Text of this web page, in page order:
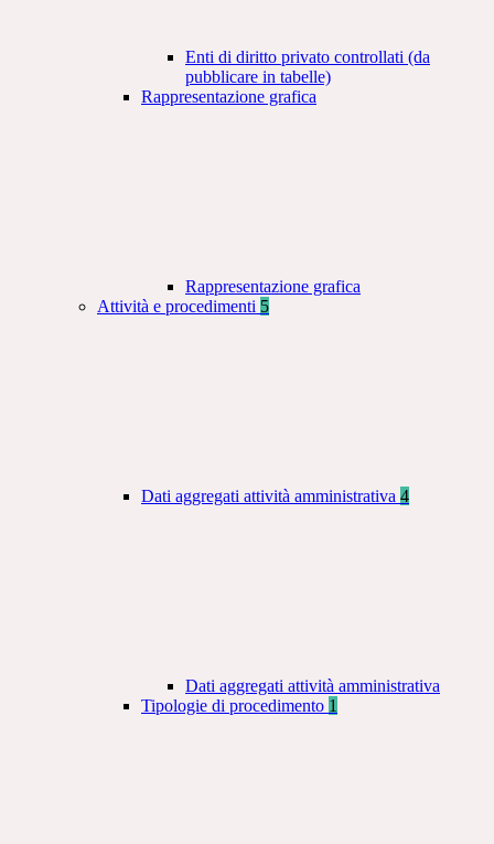
Enti di diritto privato controllati (da
pubblicare in tabelle)
Rappresentazione grafica
Rappresentazione grafica
Attività e procedimenti 5
Dati aggregati attività amministrativa 4
Dati aggregati attività amministrativa
Tipologie di procedimento 1